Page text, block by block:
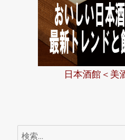
日本酒館＜美
検